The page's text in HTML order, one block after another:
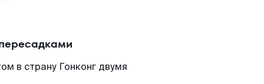
в страну Гонконг двумя